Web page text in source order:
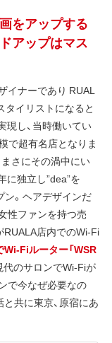
をアップする
アップはマス
イナーであり RUAL
タイリストになると
現し、当時働いてい
で超有名店となりま
まさにその渦中にい
に独立し”dea”を
ン。ヘアデザインだ
性ファンを持つ売
RUALA店内でのWi-Fi
Fiルーター「WSR
代のサロンでWi-Fiが
で今なぜ必要なの
共に東京、原宿にあ